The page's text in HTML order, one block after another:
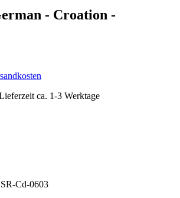
- Croation -
ca. 1-3 Werktage
Cd-0603